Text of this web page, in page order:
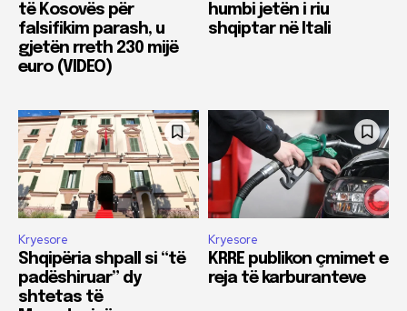
të Kosovës për
falsifikim parash, u
gjetën rreth 230 mijë
euro (VIDEO)
humbi jetën i riu
shqiptar në Itali
Kryesore
Shqipëria shpall si “të
padëshiruar” dy
shtetas të
Kryesore
KRRE publikon çmimet e
reja të karburanteve